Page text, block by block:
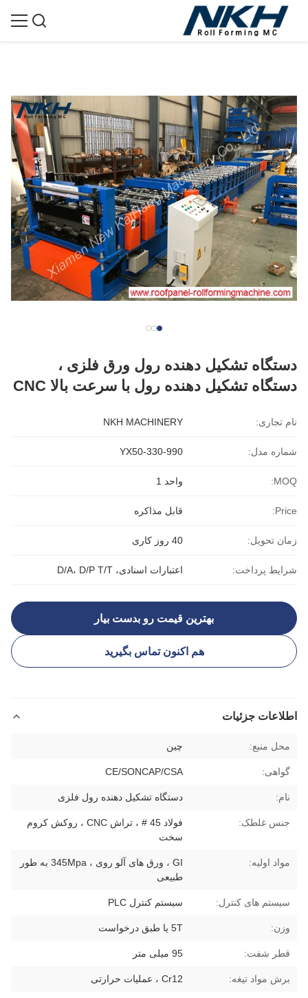
دستگاه تشکیل دهنده رول ورق فلزی ،
دستگاه تشکیل دهنده رول با سرعت بالا CNC
نام تجاری: NKH MACHINERY
شماره مدل: YX50-330-990
MOQ: واحد 1
Price: قابل مذاکره
زمان تحویل: 40 روز کاری
شرایط پرداخت: اعتبارات اسنادی، D/A، D/P T/T
بهترین قیمت رو بدست بیار
هم اکنون تماس بگیرید
اطلاعات جزئیات
محل منبع: چين
گواهی: CE/SONCAP/CSA
نام: دستگاه تشکیل دهنده رول فلزی
جنس غلطک:
فولاد 45 # ، تراش CNC ، روکش کروم
سخت
مواد اولیه:
GI ، ورق های آلو روی ، 345Mpa به طور
طبیعی
سیستم های کنترل: سیستم کنترل PLC
وزن: 5T یا طبق درخواست
قطر شفت: 95 میلی متر
برش مواد تیغه: Cr12 ، عملیات حرارتی